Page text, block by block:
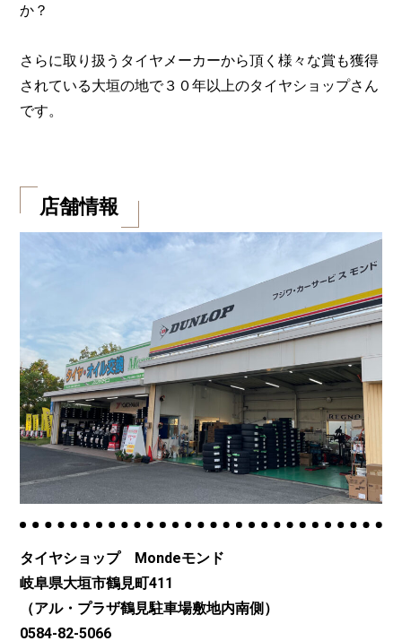
か？
さらに取り扱うタイヤメーカーから頂く様々な賞も獲得
されている大垣の地で３０年以上のタイヤショップさん
です。
店舗情報
タイヤショップ Mondeモンド
岐阜県大垣市鶴見町411
（アル・プラザ鶴見駐車場敷地内南側）
0584-82-5066